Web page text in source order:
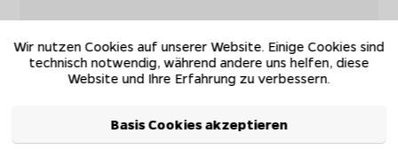
Wir nutzen Cookies auf unserer Website. Einige Cookies sind
technisch notwendig, während andere uns helfen, diese
Website und Ihre Erfahrung zu verbessern.
Basis Cookies akzeptieren